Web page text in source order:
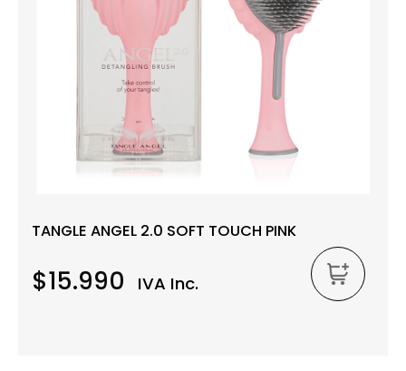
TANGLE ANGEL 2.0 SOFT TOUCH PINK
$15.990 IVA Inc.